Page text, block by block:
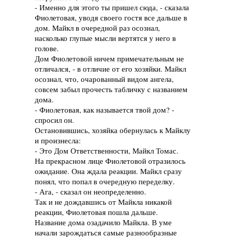
- Именно для этого ты пришел сюда, - сказала
Фиолетовая, уводя своего гостя все дальше в
дом. Майкл в очередной раз осознал,
насколько глупые мысли вертятся у него в
голове.
Дом Фиолетовой ничем примечательным не
отличался, - в отличие от его хозяйки. Майкл
осознал, что, очарованный видом ангела,
совсем забыл прочесть табличку с названием
дома.
- Фиолетовая, как называется твой дом? -
спросил он.
Остановившись, хозяйка обернулась к Майклу
и произнесла:
- Это Дом Ответственности, Майкл Томас.
На прекрасном лице Фиолетовой отразилось
ожидание. Она ждала реакции. Майкл сразу
понял, что попал в очередную переделку.
- Ага, - сказал он неопределенно.
Так и не дождавшись от Майкла никакой
реакции, Фиолетовая пошла дальше.
Название дома озадачило Майкла. В уме
начали зарождаться самые разнообразные